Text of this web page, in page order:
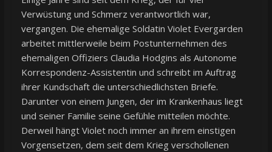
Verwüstung und Schmerz verantwortlich war,
vergangen. Die ehemalige Soldatin Violet Evergarden
arbeitet mittlerweile beim Postunternehmen des
ehemaligen Offiziers Claudia Hodgins als Autonome
Korrespondenz-Assistentin und schreibt im Auftrag
ihrer Kundschaft die unterschiedlichsten Briefe.
Darunter von einem Jungen, der im Krankenhaus liegt
und seiner Familie seine Gefühle mitteilen möchte.
Derweil hängt Violet noch immer an ihrem einstigen
Vorgensetzen, dem seit dem Krieg verschollenen